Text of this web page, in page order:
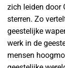
zich leiden door
sterren. Zo
geestelijke
werk in de
mensen